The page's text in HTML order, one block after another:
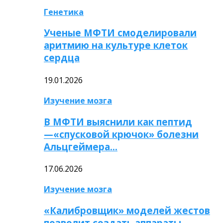
Генетика
Ученые МФТИ смоделировали
аритмию на культуре клеток
сердца
19.01.2026
Изучение мозга
В МФТИ выяснили как пептид
—«спусковой крючок» болезни
Альцгеймера…
17.06.2026
Изучение мозга
«Калибровщик» моделей жестов